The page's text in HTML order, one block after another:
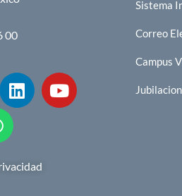
00
Sistema
Correo
Campus